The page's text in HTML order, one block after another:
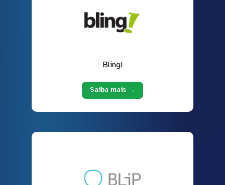
Bling!
Saiba mais →